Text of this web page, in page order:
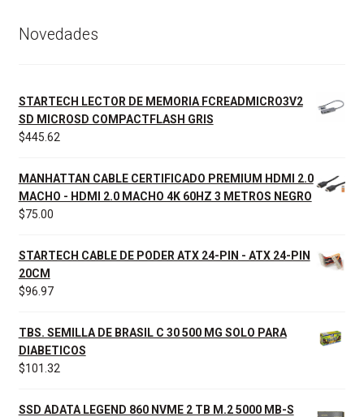
Novedades
STARTECH LECTOR DE MEMORIA FCREADMICRO3V2
SD MICROSD COMPACTFLASH GRIS
$445.62
MANHATTAN CABLE CERTIFICADO PREMIUM HDMI 2.0
MACHO - HDMI 2.0 MACHO 4K 60HZ 3 METROS NEGRO
$75.00
STARTECH CABLE DE PODER ATX 24-PIN - ATX 24-PIN
20CM
$96.97
TBS. SEMILLA DE BRASIL C 30 500 MG SOLO PARA
DIABETICOS
$101.32
SSD ADATA LEGEND 860 NVME 2 TB M.2 5000 MB-S